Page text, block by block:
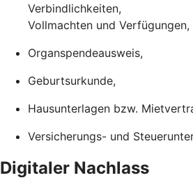
Verbindlichkeiten,
Vollmachten und Verfügungen,
Organspendeausweis,
Geburtsurkunde,
Hausunterlagen bzw.
Versicherungs- und
Digitaler Nachlass